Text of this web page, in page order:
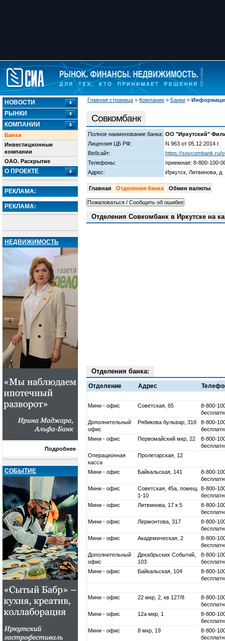
Главная страница » Компании » Банки »
НОВОСТИ
РЫНКИ
КОМПАНИИ
Банки
Инвестиционные
компании
ОАО. Раскрытие
О ПРОЕКТЕ
РЕКЛАМА:
РЕКЛАМА:
НЕДВИЖИМОСТЬ
Подробнее
СОБЫТИЕ
Совкомбанк
Полное наименование банка: ОО "Иркутский"
Лицензия ЦБ РФ:
N 963 от 05.12.2014 г.
Вебсайт:
https://sovcombank.ru/
Телефоны:
приемная: 8-800-100-
Адрес:
Иркутск, Литвинова, д.
Главная Отделения банка Обмен валюты
Отделения Совкомбанк в Иркутске на
Отделения банка:
Отделение Адрес
Мини - офис Советская, 65
8-800-
Дополнительный
офис
Рябикова бульвар, 31б
8-800-
Мини - офис
Первомайский мкр, 22
8-800-
Операционная
касса
Пролетарская, 12
Мини - офис Байкальская, 141
8-800-
Мини - офис
Советская, 45a, помещ
1-10
8-800-
Мини - офис
Литвинова, 17 к 5
8-800-
Мини - офис
Лермонтова, 317
8-800-
Мини - офис
Академическая, 2
8-800-
Дополнительный
офис
Декабрьских Событий,
103
8-800-
Мини - офис
Байкальская, 104
8-800-
Мини - офис 22 мкр, 2, кв 127/8
8-800-
Мини - офис
12а мкр, 1
8-800-
Мини - офис
8 мкр, 19
8-800-